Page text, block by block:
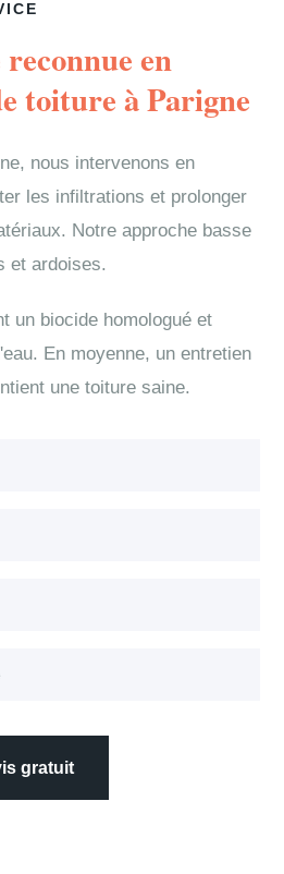
en
toiture à Parigne
nous intervenons en
les infiltrations et prolonger
Notre approche basse
et ardoises.
un biocide homologué et
En moyenne, un entretien
une toiture saine.
gratuit